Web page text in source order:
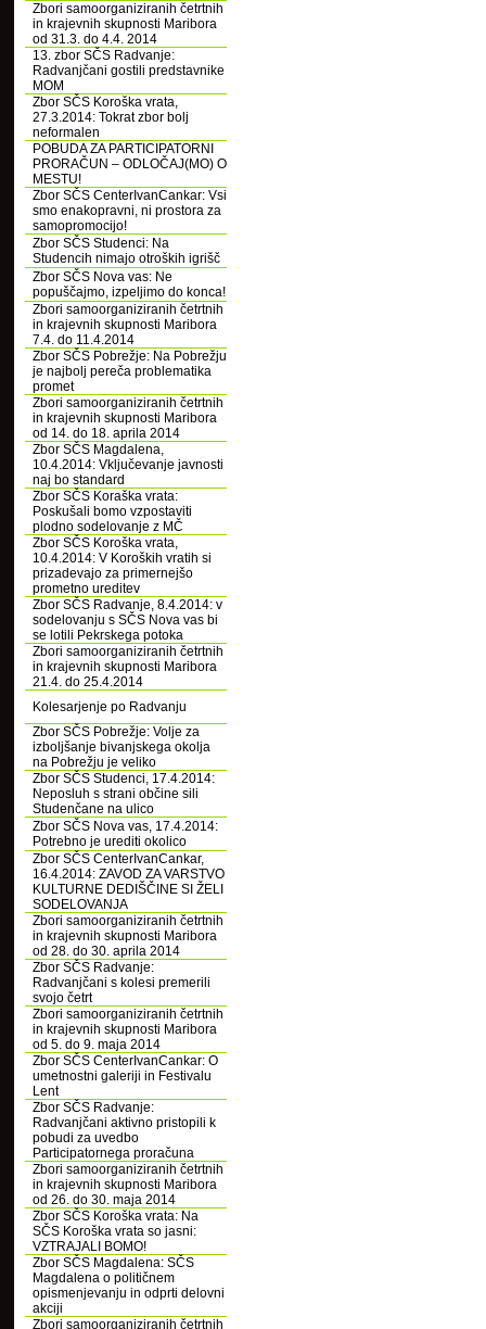
Zbori samoorganiziranih četrtnih
in krajevnih skupnosti Maribora
od 31.3. do 4.4. 2014
13. zbor SČS Radvanje:
Radvanjčani gostili predstavnike
MOM
Zbor SČS Koroška vrata,
27.3.2014: Tokrat zbor bolj
neformalen
POBUDA ZA PARTICIPATORNI
PRORAČUN – ODLOČAJ(MO) O
MESTU!
Zbor SČS CenterIvanCankar: Vsi
smo enakopravni, ni prostora za
samopromocijo!
Zbor SČS Studenci: Na
Studencih nimajo otroških igrišč
Zbor SČS Nova vas: Ne
popuščajmo, izpeljimo do konca!
Zbori samoorganiziranih četrtnih
in krajevnih skupnosti Maribora
7.4. do 11.4.2014
Zbor SČS Pobrežje: Na Pobrežju
je najbolj pereča problematika
promet
Zbori samoorganiziranih četrtnih
in krajevnih skupnosti Maribora
od 14. do 18. aprila 2014
Zbor SČS Magdalena,
10.4.2014: Vključevanje javnosti
naj bo standard
Zbor SČS Koraška vrata:
Poskušali bomo vzpostaviti
plodno sodelovanje z MČ
Zbor SČS Koroška vrata,
10.4.2014: V Koroških vratih si
prizadevajo za primernejšo
prometno ureditev
Zbor SČS Radvanje, 8.4.2014: v
sodelovanju s SČS Nova vas bi
se lotili Pekrskega potoka
Zbori samoorganiziranih četrtnih
in krajevnih skupnosti Maribora
21.4. do 25.4.2014
Kolesarjenje po Radvanju
Zbor SČS Pobrežje: Volje za
izboljšanje bivanjskega okolja
na Pobrežju je veliko
Zbor SČS Studenci, 17.4.2014:
Neposluh s strani občine sili
Studenčane na ulico
Zbor SČS Nova vas, 17.4.2014:
Potrebno je urediti okolico
Zbor SČS CenterIvanCankar,
16.4.2014: ZAVOD ZA VARSTVO
KULTURNE DEDIŠČINE SI ŽELI
SODELOVANJA
Zbori samoorganiziranih četrtnih
in krajevnih skupnosti Maribora
od 28. do 30. aprila 2014
Zbor SČS Radvanje:
Radvanjčani s kolesi premerili
svojo četrt
Zbori samoorganiziranih četrtnih
in krajevnih skupnosti Maribora
od 5. do 9. maja 2014
Zbor SČS CenterIvanCankar: O
umetnostni galeriji in Festivalu
Lent
Zbor SČS Radvanje:
Radvanjčani aktivno pristopili k
pobudi za uvedbo
Participatornega proračuna
Zbori samoorganiziranih četrtnih
in krajevnih skupnosti Maribora
od 26. do 30. maja 2014
Zbor SČS Koroška vrata: Na
SČS Koroška vrata so jasni:
VZTRAJALI BOMO!
Zbor SČS Magdalena: SČS
Magdalena o političnem
opismenjevanju in odprti delovni
akciji
Zbori samoorganiziranih četrtnih